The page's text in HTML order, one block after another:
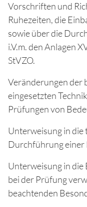
Vorschriften und
Ruhezeiten, die
sowie über die
i.V.m. den Anlagen
StVZO.
Veränderungen der
eingesetzten
Prüfungen von
Unterweisung in
Durchführung einer
Unterweisung in die
bei der Prüfung
beachtenden